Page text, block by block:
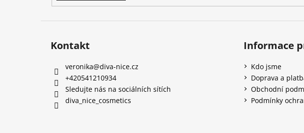
Kontakt
veronika@diva-nice.cz
+420541210934
Sledujte nás na sociálních sítích
diva_nice_cosmetics
Informace
Kdo jsme
Doprava a
Obchodní
Podmínky